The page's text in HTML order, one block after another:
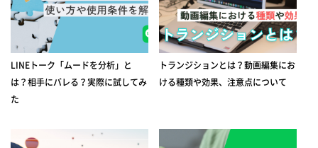
LINEトーク「ムードを分析」と
は？相手にバレる？実際に試してみ
た
トランジションとは？動画編集にお
ける種類や効果、注意点について